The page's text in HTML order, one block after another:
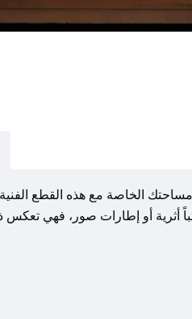
الخاصة مع هذه القطع الفنية
أثرية أو إطارات صور، فهي تعكس